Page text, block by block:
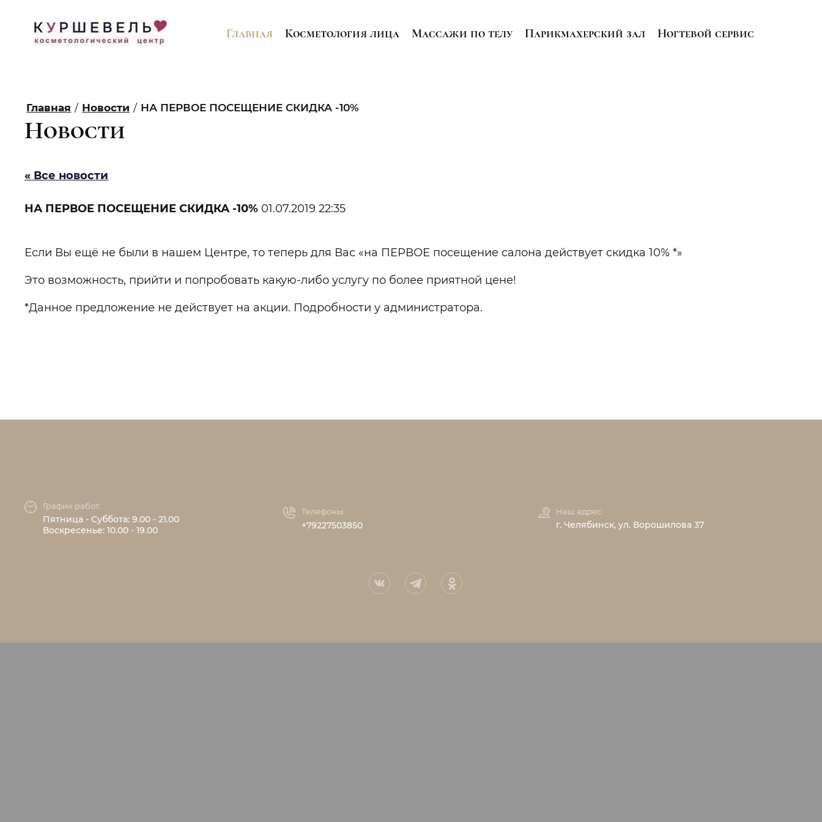
Главная Косметология лица Массажи по телу Парикмахерский зал Ногтевой сервис
Главная / Новости / НА ПЕРВОЕ ПОСЕЩЕНИЕ СКИДКА -10%
Новости
« Все новости
НА ПЕРВОЕ ПОСЕЩЕНИЕ СКИДКА -10% 01.07.2019 22:35
Если Вы ещё не были в нашем Центре, то теперь для Вас «на ПЕРВОЕ посещение салона действует скидка 10% *»
Это возможность, прийти и попробовать какую-либо услугу по более приятной цене!
*Данное предложение не действует на акции. Подробности у администратора.
График работ:
Пятница - Суббота: 9.00 - 21.00
Воскресенье: 10.00 - 19.00
+79227503850
Телефоны: Наш адрес:
г. Челябинск, ул. Ворошилова 37